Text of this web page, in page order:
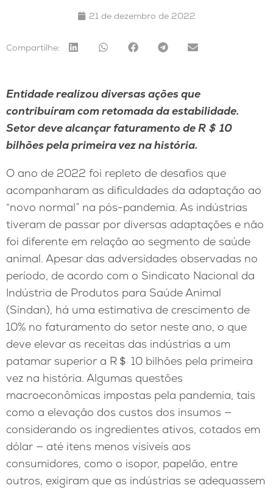
21 de dezembro de 2022
Compartilhe:
Entidade realizou diversas ações que
contribuíram com retomada da estabilidade.
Setor deve alcançar faturamento de R ＄ 10
bilhões pela primeira vez na história.
O ano de 2022 foi repleto de desafios que
acompanharam as dificuldades da adaptação ao
“novo normal” na pós-pandemia. As indústrias
tiveram de passar por diversas adaptações e não
foi diferente em relação ao segmento de saúde
animal. Apesar das adversidades observadas no
período, de acordo com o Sindicato Nacional da
Indústria de Produtos para Saúde Animal
(Sindan), há uma estimativa de crescimento de
10% no faturamento do setor neste ano, o que
deve elevar as receitas das indústrias a um
patamar superior a R＄ 10 bilhões pela primeira
vez na história. Algumas questões
macroeconômicas impostas pela pandemia, tais
como a elevação dos custos dos insumos —
considerando os ingredientes ativos, cotados em
dólar — até itens menos visíveis aos
consumidores, como o isopor, papelão, entre
outros, exigiram que as indústrias se adequassem